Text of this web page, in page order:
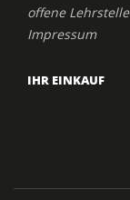
offene Lehrstelle
Impressum
IHR EINKAUF